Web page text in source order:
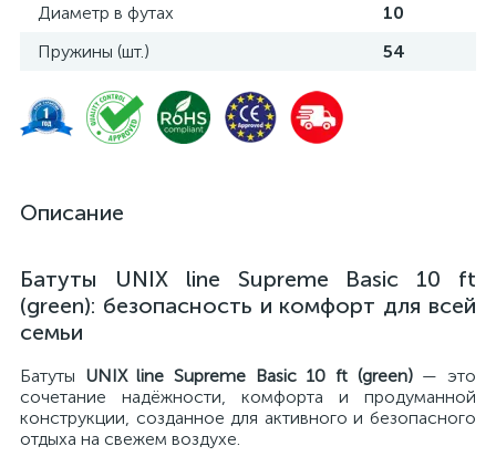
Диаметр в футах
10
Пружины (шт.)
54
Описание
Батуты UNIX line Supreme Basic 10 ft
(green): безопасность и комфорт для всей
семьи
Батуты UNIX line Supreme Basic 10 ft (green)— это
сочетание надёжности, комфорта и продуманной
конструкции, созданное для активного и безопасного
отдыха на свежем воздухе.